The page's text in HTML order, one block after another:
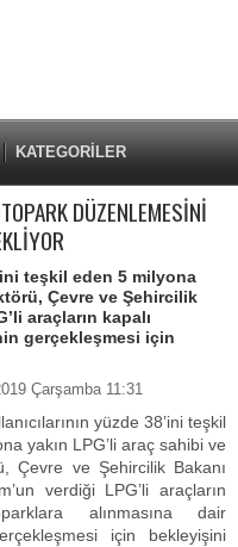
KATEGORİLER
DÜZENLEMESİNİ
teşkil eden 5 milyona
Çevre ve Şehircilik
araçların kapalı
gerçekleşmesi için
Çarşamba 11:31
yüzde 38’ini teşkil
yakın LPG’li araç sahibi ve
Çevre ve Şehircilik Bakanı
verdiği LPG’li araçların
alınmasına dair
için bekleyişini